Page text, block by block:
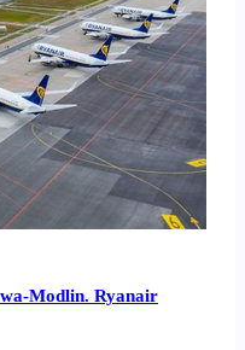
Modlin. Ryanair